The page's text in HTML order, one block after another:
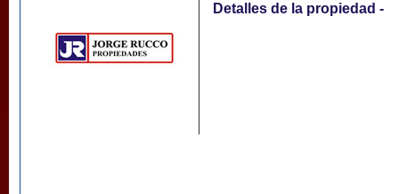
Detalles de la propiedad -